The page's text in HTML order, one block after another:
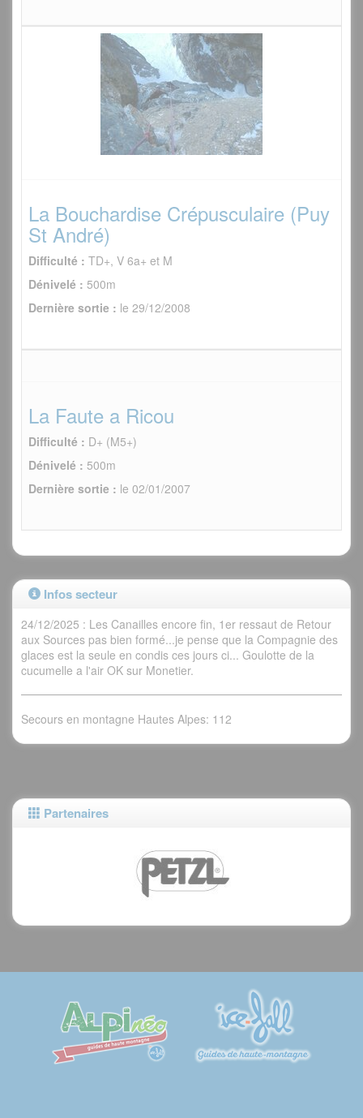
La Bouchardise Crépusculaire (Puy
St André)
Difficulté : TD+, V 6a+ et M
Dénivelé : 500m
Dernière sortie : le 29/12/2008
La Faute a Ricou
Difficulté : D+ (M5+)
Dénivelé : 500m
Dernière sortie : le 02/01/2007
Infos secteur
24/12/2025 : Les Canailles encore fin, 1er ressaut de Retour
aux Sources pas bien formé...je pense que la Compagnie des
glaces est la seule en condis ces jours ci... Goulotte de la
cucumelle a l'air OK sur Monetier.
Secours en montagne Hautes Alpes: 112
Partenaires